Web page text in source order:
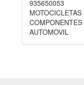
935650053
AUTOMOVIL